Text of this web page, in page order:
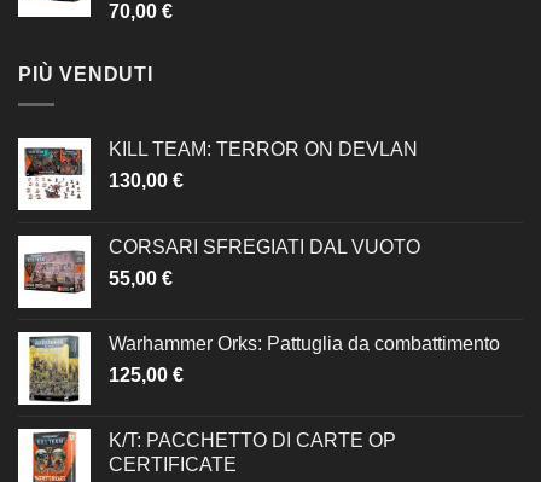
70,00 €
PIÙ VENDUTI
KILL TEAM: TERROR ON DEVLAN
130,00 €
CORSARI SFREGIATI DAL VUOTO
55,00 €
Warhammer Orks: Pattuglia da combattimento
125,00 €
K/T: PACCHETTO DI CARTE OP
CERTIFICATE